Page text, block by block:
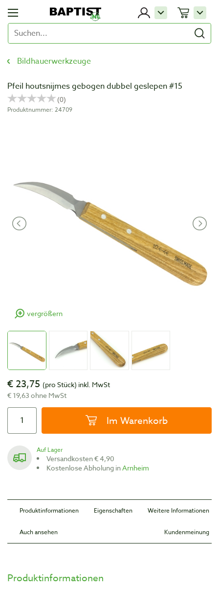
Bildhauerwerkzeuge
Pfeil houtsnijmes gebogen dubbel geslepen #15
Produktnummer: 24709
vergrößern
€ 23,75 (pro Stück) inkl. MwSt
€ 19,63 ohne MwSt
Im Warenkorb
Auf Lager
Versandkosten € 4,90
Kostenlose Abholung inArnheim
Produktinformationen Eigenschaften Weitere Informationen
Auch ansehen Kundenmeinung
Produktinformationen